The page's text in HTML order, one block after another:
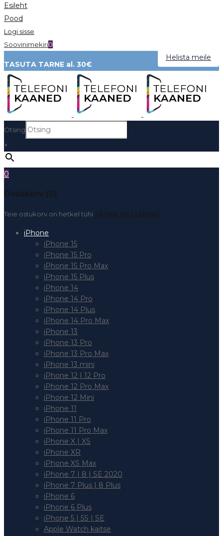
Esileht
Pood
Logi sisse
Soovinimekiri0
TASUTA TARNE al. 30€
Helista meile
Otsing
×
0
Ostukorv (0)
Teie ostukorv on hetkel tühi JÄTKA OSTLEMIST
iPhone
iPhone 15
iPhone 15 Pro
iPhone 15 Pro Max
iPhone 15 Plus
iPhone 14
iPhone 14 Pro
iPhone 14 Plus
iPhone 14 Pro Max
iPhone 13
iPhone 13 Pro
iPhone 13 Pro Max
iPhone 13 mini
iPhone 12 | 12 Pro
iPhone 12 Pro Max
iPhone 12 Mini
iPhone 11
iPhone 11 Pro
iPhone 11 Pro Max
iPhone X | XS
iPhone XR
iPhone XS Max
iPhone 7 | 8 | SE 2020
iPhone 7 Plus | 8 Plus
iPhone 6
iPhone 6 Plus
iPhone 5 | 5S | SE
Apple Watch kaitse